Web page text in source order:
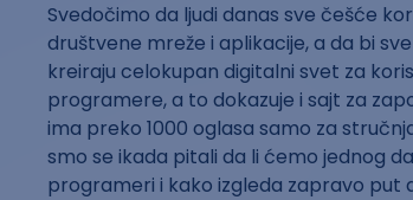
Svedočimo da ljudi danas sve češće
društvene mreže i aplikacije, a da bi
kreiraju celokupan digitalni svet za
programere, a to dokazuje i sajt za
ima preko 1000 oglasa samo za
smo se ikada pitali da li ćemo jednog
programeri i kako izgleda zapravo put